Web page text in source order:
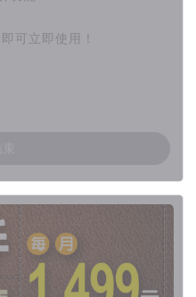
选填）
确认”以下
生意和时间
信件
，1分钟点击30分钟
可立即使用！